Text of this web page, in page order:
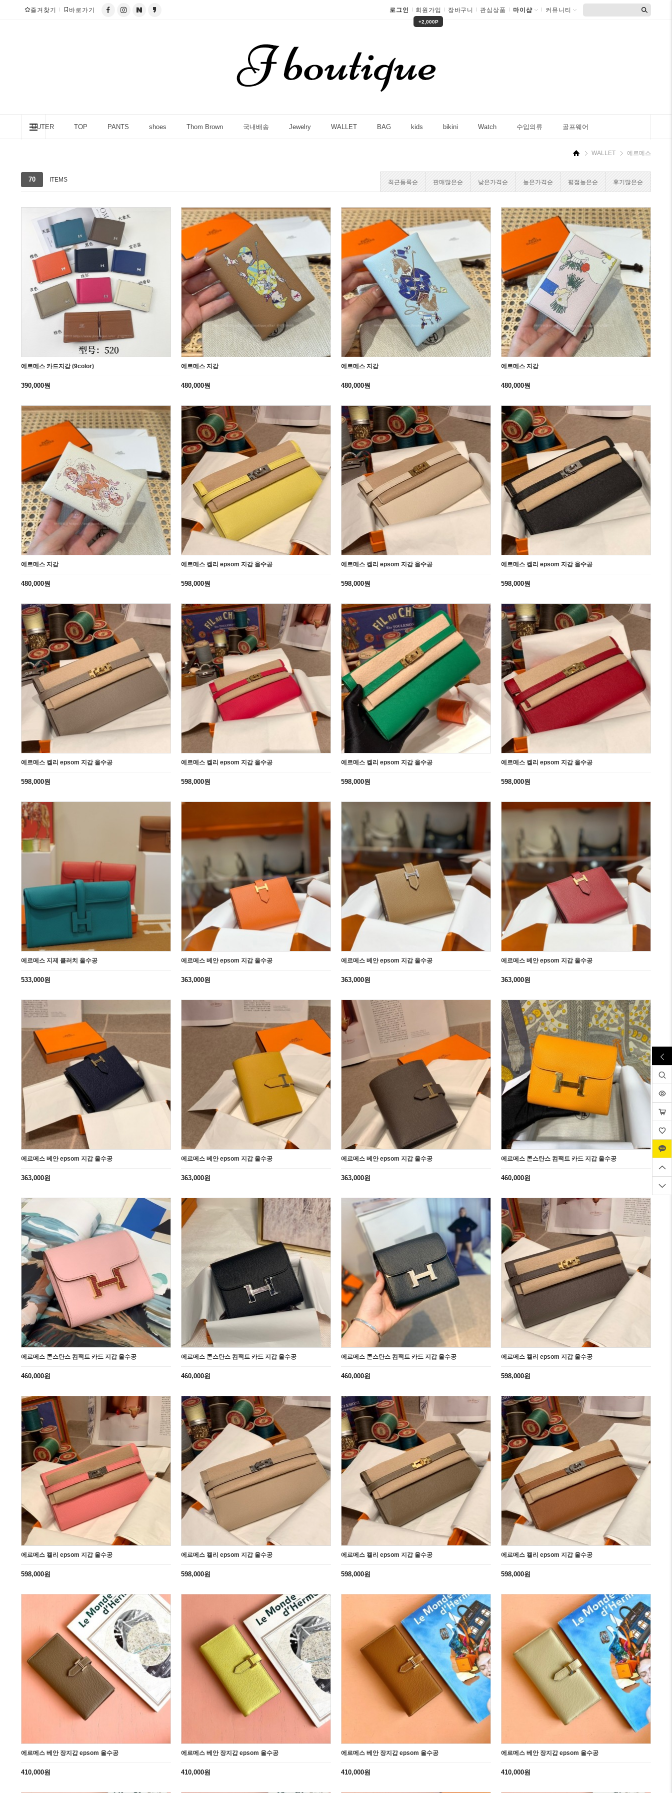
즐겨찾기 바로가기 로그인 회원가입
+2,000P
장바구니 관심상품 마이샵 커뮤니티
OUTER TOP PANTS shoes Thom Brown 국내배송 Jewelry WALLET BAG kids bikini Watch 수입의류 골프웨어
WALLET 에르메스
70 ITEMS 최근등록순 판매많은순 낮은가격순 높은가격순 평점높은순 후기많은순
에르메스 카드지갑 (9color)
390,000원
에르메스 지갑
480,000원
에르메스 지갑
480,000원
에르메스 지갑
480,000원
에르메스 지갑
480,000원
에르메스 켈리 epsom 지갑 올수공
598,000원
에르메스 켈리 epsom 지갑 올수공
598,000원
에르메스 켈리 epsom 지갑 올수공
598,000원
에르메스 켈리 epsom 지갑 올수공
598,000원
에르메스 켈리 epsom 지갑 올수공
598,000원
에르메스 켈리 epsom 지갑 올수공
598,000원
에르메스 켈리 epsom 지갑 올수공
598,000원
에르메스 지제 클러치 올수공
533,000원
에르메스 베안 epsom 지갑 올수공
363,000원
에르메스 베안 epsom 지갑 올수공
363,000원
에르메스 베안 epsom 지갑 올수공
363,000원
에르메스 베안 epsom 지갑 올수공
363,000원
에르메스 베안 epsom 지갑 올수공
363,000원
에르메스 베안 epsom 지갑 올수공
363,000원
에르메스 콘스탄스 컴팩트 카드 지갑 올수공
460,000원
에르메스 콘스탄스 컴팩트 카드 지갑 올수공
460,000원
에르메스 콘스탄스 컴팩트 카드 지갑 올수공
460,000원
에르메스 콘스탄스 컴팩트 카드 지갑 올수공
460,000원
에르메스 켈리 epsom 지갑 올수공
598,000원
에르메스 켈리 epsom 지갑 올수공
598,000원
에르메스 켈리 epsom 지갑 올수공
598,000원
에르메스 켈리 epsom 지갑 올수공
598,000원
에르메스 켈리 epsom 지갑 올수공
598,000원
에르메스 베안 장지갑 epsom 올수공
410,000원
에르메스 베안 장지갑 epsom 올수공
410,000원
에르메스 베안 장지갑 epsom 올수공
410,000원
에르메스 베안 장지갑 epsom 올수공
410,000원